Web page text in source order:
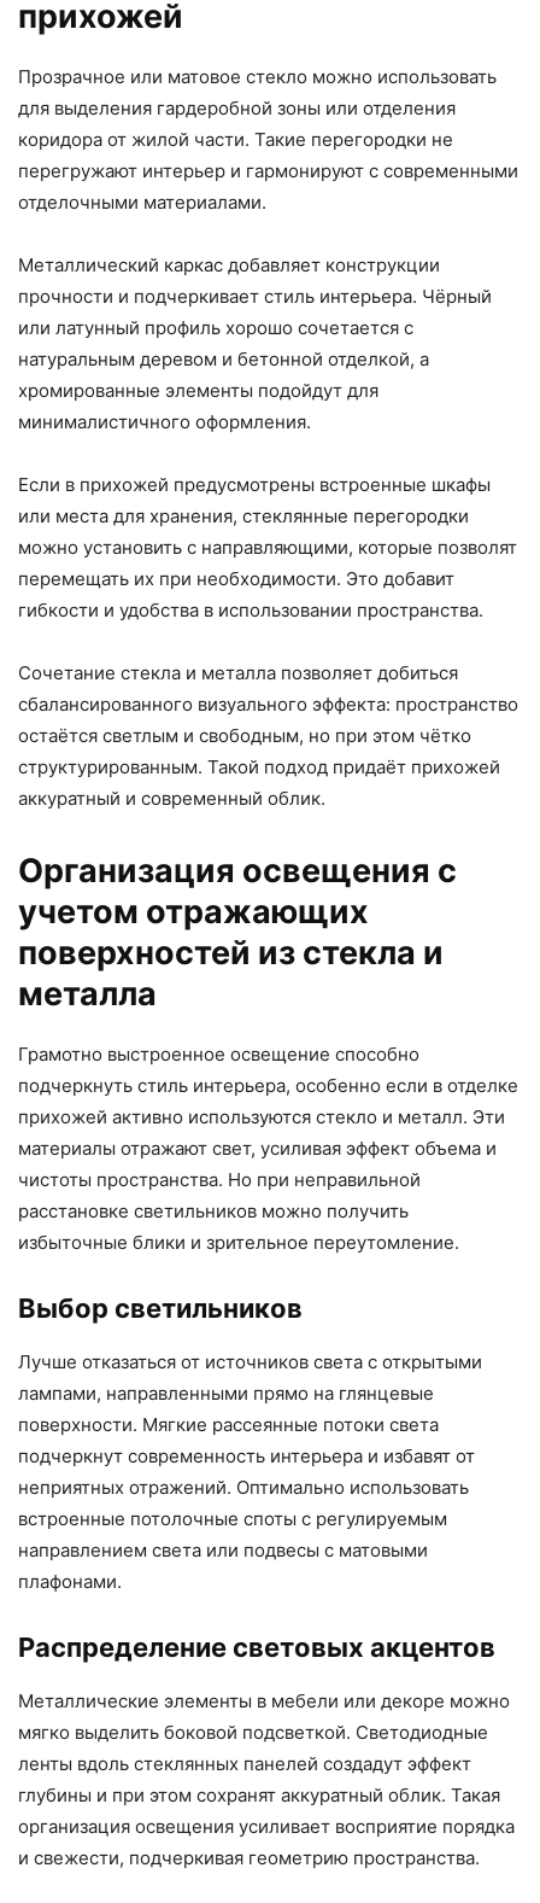
прихожей
Прозрачное или матовое стекло можно использовать
для выделения гардеробной зоны или отделения
коридора от жилой части. Такие перегородки не
перегружают интерьер и гармонируют с современными
отделочными материалами.
Металлический каркас добавляет конструкции
прочности и подчеркивает стиль интерьера. Чёрный
или латунный профиль хорошо сочетается с
натуральным деревом и бетонной отделкой, а
хромированные элементы подойдут для
минималистичного оформления.
Если в прихожей предусмотрены встроенные шкафы
или места для хранения, стеклянные перегородки
можно установить с направляющими, которые позволят
перемещать их при необходимости. Это добавит
гибкости и удобства в использовании пространства.
Сочетание стекла и металла позволяет добиться
сбалансированного визуального эффекта: пространство
остаётся светлым и свободным, но при этом чётко
структурированным. Такой подход придаёт прихожей
аккуратный и современный облик.
Организация освещения с
учетом отражающих
поверхностей из стекла и
металла
Грамотно выстроенное освещение способно
подчеркнуть стиль интерьера, особенно если в отделке
прихожей активно используются стекло и металл. Эти
материалы отражают свет, усиливая эффект объема и
чистоты пространства. Но при неправильной
расстановке светильников можно получить
избыточные блики и зрительное переутомление.
Выбор светильников
Лучше отказаться от источников света с открытыми
лампами, направленными прямо на глянцевые
поверхности. Мягкие рассеянные потоки света
подчеркнут современность интерьера и избавят от
неприятных отражений. Оптимально использовать
встроенные потолочные споты с регулируемым
направлением света или подвесы с матовыми
плафонами.
Распределение световых акцентов
Металлические элементы в мебели или декоре можно
мягко выделить боковой подсветкой. Светодиодные
ленты вдоль стеклянных панелей создадут эффект
глубины и при этом сохранят аккуратный облик. Такая
организация освещения усиливает восприятие порядка
и свежести, подчеркивая геометрию пространства.